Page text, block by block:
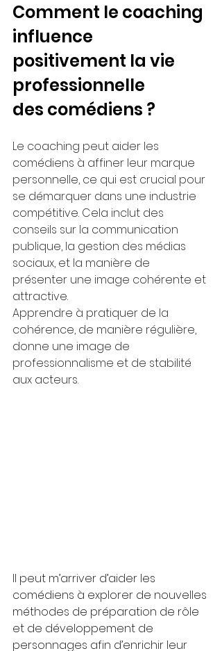
Comment le coaching
influence
positivement la vie
professionnelle
des comédiens ?
Le coaching peut aider les
comédiens à affiner leur marque
personnelle, ce qui est crucial pour
se démarquer dans une industrie
compétitive. Cela inclut des
conseils sur la communication
publique, la gestion des médias
sociaux, et la manière de
présenter une image cohérente et
attractive.
Apprendre à pratiquer de la
cohérence, de manière régulière,
donne une image de
professionnalisme et de stabilité
aux acteurs.
Il peut m’arriver d’aider les
comédiens à explorer de nouvelles
méthodes de préparation de rôle
et de développement de
personnages afin d’enrichir leur